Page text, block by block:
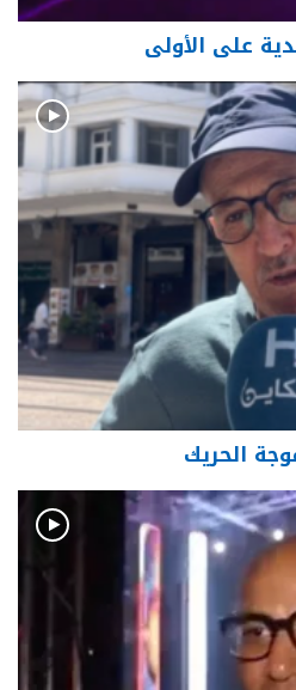
على الأولى
الحريك